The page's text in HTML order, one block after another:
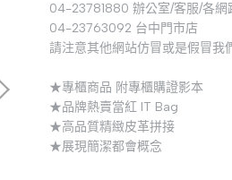
04-23781880 辦公室/客服/各網
04-23763092 台中門市店
請注意其他網站仿冒或是假冒我
★專櫃商品 附專櫃購證影本
★品牌熱賣當紅 IT Bag
★高品質精緻皮革拼接
★展現簡潔都會概念